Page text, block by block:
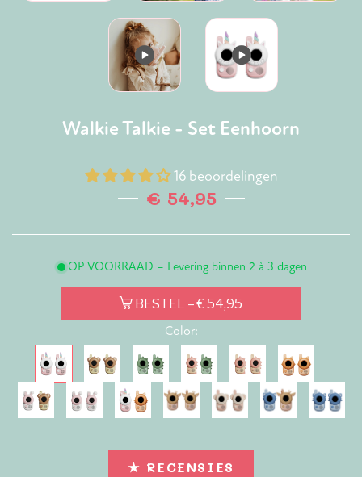
Walkie Talkie - Set Eenhoorn
16 beoordelingen
€ 54,95
OP VOORRAAD – Levering binnen 2 à 3 dagen
BESTEL – € 54,95
Color:
★ RECENSIES